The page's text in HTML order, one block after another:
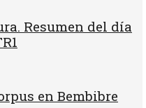
Resumen del día
en Bembibre